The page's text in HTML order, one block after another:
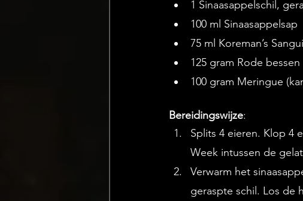
1 Sinaasappelschil,
100 ml Sinaasappelsap
75 ml Koreman’s
125 gram Rode bessen
100 gram Meringue
Bereidingswijze:
Splits 4 eieren. Klop 4
Week intussen de
Verwarm het
geraspte schil. Los de